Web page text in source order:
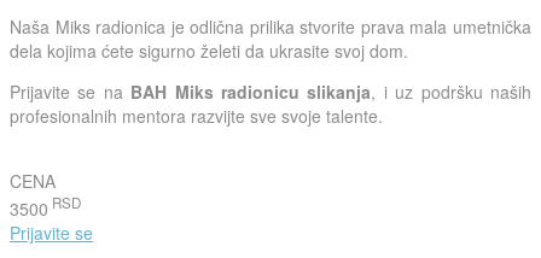
Naša Miks radionica je odlična prilika stvorite prava mala umetnička
dela kojima ćete sigurno želeti da ukrasite svoj dom.
Prijavite se na BAH Miks radionicu slikanja, i uz podršku naših
profesionalnih mentora razvijte sve svoje talente.
CENA
3500 RSD
Prijavite se